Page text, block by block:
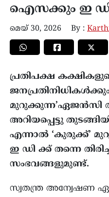
ഐസക്കും ഇ
മെയ്‌ 30, 2026 By :
പ്രതിപക്ഷ
മുറുക്കുന്ന’ഏജൻസി
അറിയപ്പെട്ടു
എന്നാൽ ‘കുരുക്ക്’
ഇ ഡി ക്ക് തന്നെ
സംഭവങ്ങളുമുണ്ട്.
സ്വതന്ത്ര അന്വേഷണ